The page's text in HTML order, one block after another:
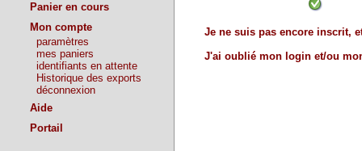
Panier en cours
Mon compte
paramètres
mes paniers
identifiants en attente
Historique des exports
déconnexion
Aide
Portail
Je ne suis pas encore inscrit,
J'ai oublié mon login et/ou